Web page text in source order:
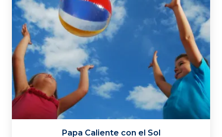
Papa Caliente con el Sol